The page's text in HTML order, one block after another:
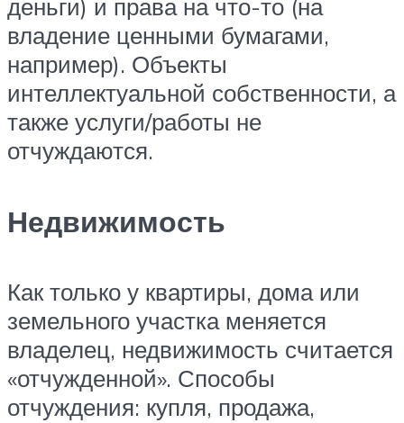
деньги) и права на что-то (на
владение ценными бумагами,
например). Объекты
интеллектуальной собственности, а
также услуги/работы не
отчуждаются.
Недвижимость
Как только у квартиры, дома или
земельного участка меняется
владелец, недвижимость считается
«отчужденной». Способы
отчуждения: купля, продажа,